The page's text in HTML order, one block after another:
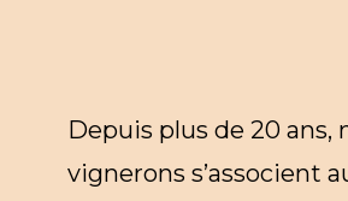
Depuis plus de 20 ans,
vignerons s’associent